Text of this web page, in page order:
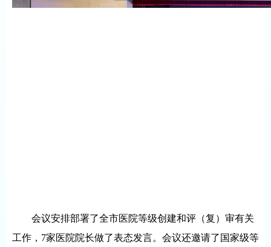
会议安排部署了全市医院等级创建和评（复）审有关
工作，7家医院院长做了表态发言。会议还邀请了国家级等